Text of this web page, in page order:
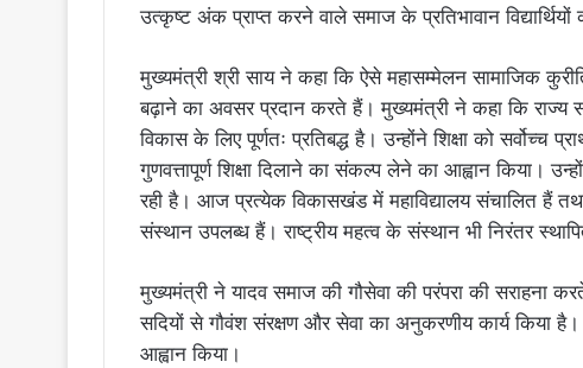
उत्कृष्ट अंक प्राप्त करने वाले समाज के प्रतिभावान
मुख्यमंत्री श्री साय ने कहा कि ऐसे महासम्मेलन सामाजिक
बढ़ाने का अवसर प्रदान करते हैं। मुख्यमंत्री ने कहा कि राज्य
विकास के लिए पूर्णतः प्रतिबद्ध है। उन्होंने शिक्षा को सर्वोच्च
गुणवत्तापूर्ण शिक्षा दिलाने का संकल्प लेने का आह्वान किया।
रही है। आज प्रत्येक विकासखंड में महाविद्यालय संचालित हैं
संस्थान उपलब्ध हैं। राष्ट्रीय महत्व के संस्थान भी निरंतर
मुख्यमंत्री ने यादव समाज की गौसेवा की परंपरा की
सदियों से गौवंश संरक्षण और सेवा का अनुकरणीय कार्य किया
आह्वान किया।